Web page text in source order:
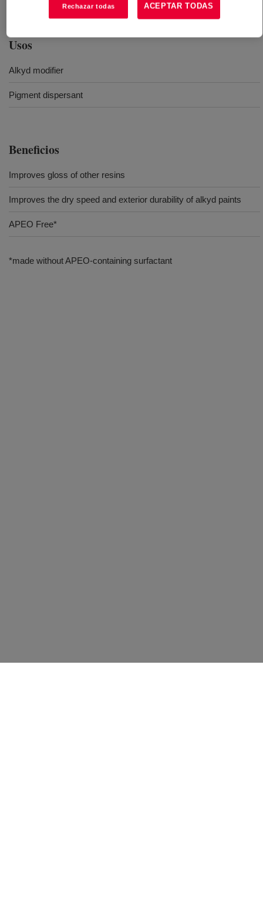
ball and sand mill grinding and in automotive refinishing.
Usos
Alkyd modifier
Pigment dispersant
Beneficios
Improves gloss of other resins
Improves the dry speed and exterior durability of alkyd paints
APEO Free*
*made without APEO-containing surfactant
Rechazar todas ACEPTAR TODAS